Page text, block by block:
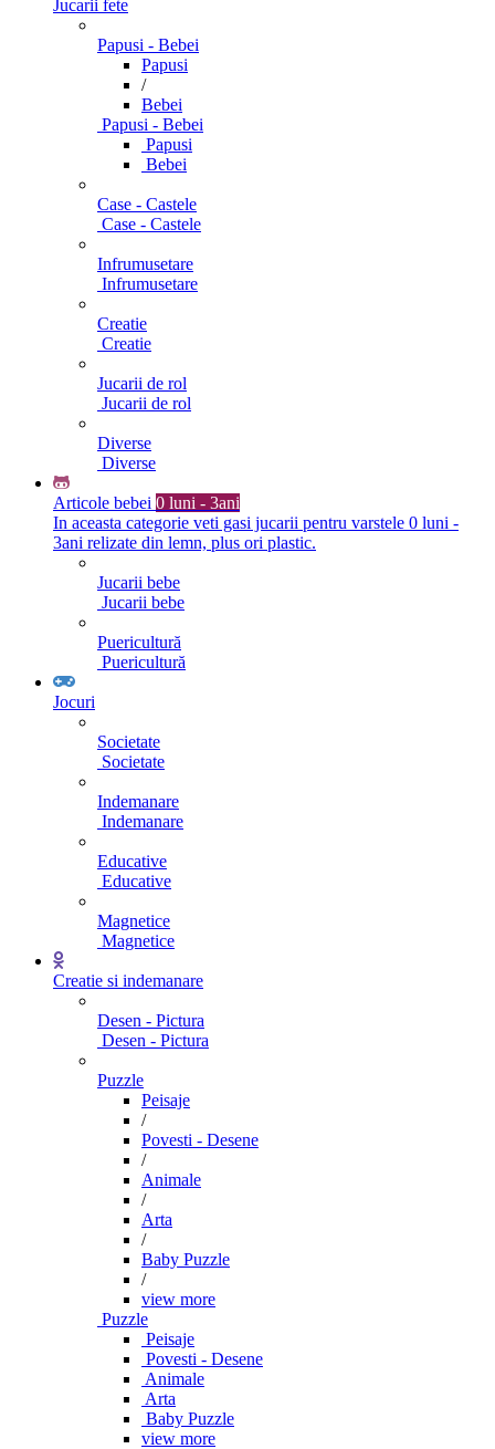
Jucarii fete
Papusi - Bebei
Papusi
/
Bebei
Papusi - Bebei
Papusi
Bebei
Case - Castele
Case - Castele
Infrumusetare
Infrumusetare
Creatie
Creatie
Jucarii de rol
Jucarii de rol
Diverse
Diverse
Articole bebei 0 luni - 3ani
In aceasta categorie veti gasi jucarii pentru varstele 0 luni -
3ani relizate din lemn, plus ori plastic.
Jucarii bebe
Jucarii bebe
Puericultură
Puericultură
Jocuri
Societate
Societate
Indemanare
Indemanare
Educative
Educative
Magnetice
Magnetice
Creatie si indemanare
Desen - Pictura
Desen - Pictura
Puzzle
Peisaje
/
Povesti - Desene
/
Animale
/
Arta
/
Baby Puzzle
/
view more
Puzzle
Peisaje
Povesti - Desene
Animale
Arta
Baby Puzzle
view more